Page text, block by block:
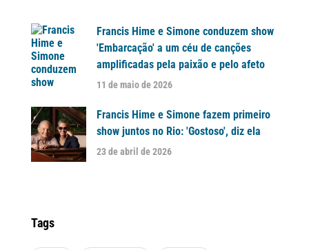
Francis Hime e Simone conduzem show
'Embarcação' a um céu de canções
amplificadas pela paixão e pelo afeto
11 de maio de 2026
Francis Hime e Simone fazem primeiro
show juntos no Rio: 'Gostoso', diz ela
23 de abril de 2026
Tags